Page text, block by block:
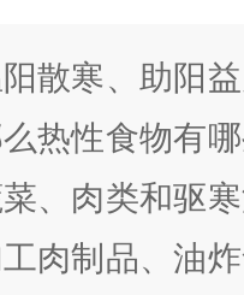
散寒、助阳
热性食物有
、肉类和驱
肉制品、油